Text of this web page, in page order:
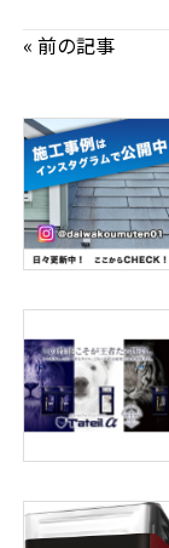
« 前の記事